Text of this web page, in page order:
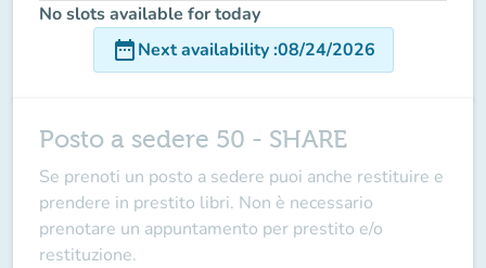
No slots available for today
date_rangeNext availability:08/24/2026
Posto a sedere 50 - SHARE
Se prenoti un posto a sedere puoi anche restituire e
prendere in prestito libri. Non è necessario
prenotare un appuntamento per prestito e/o
restituzione.